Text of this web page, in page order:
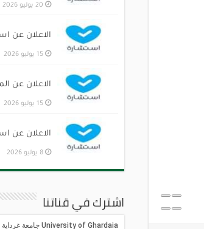
20 يوليو 2026
الاعلان عن
15 يوليو 2026
الاعلان عن
15 يوليو 2026
الاعلان عن
8 يوليو 2026
اشترك في قناتنا